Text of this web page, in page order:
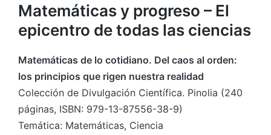
Matemáticas y progreso – El
epicentro de todas las ciencias
Matemáticas de lo cotidiano. Del caos al orden:
los principios que rigen nuestra realidad
Colección de Divulgación Científica. Pinolia (240
páginas, ISBN: 979-13-87556-38-9)
Temática: Matemáticas, Ciencia